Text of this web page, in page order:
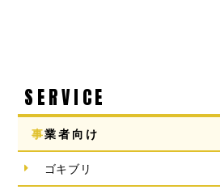
SERVICE
事業者向け
ゴキブリ